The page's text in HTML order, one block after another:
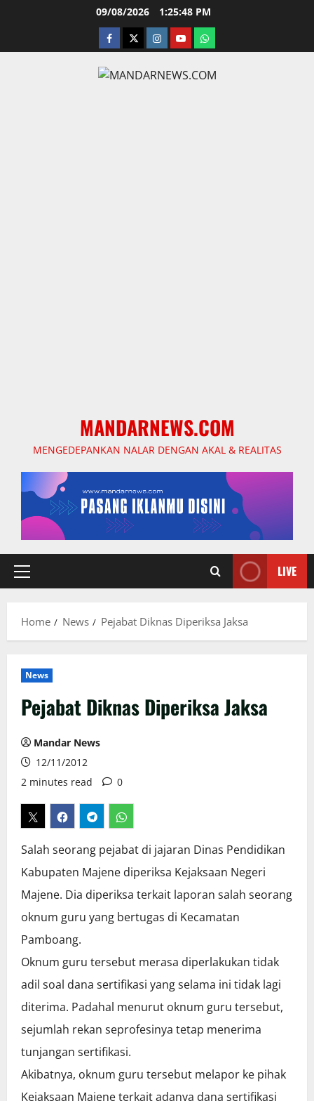
09/08/2026 1:25:49 PM
facebooktwitterinstagram.com
youtubewhatsapp
MANDARNEWS.COM
MENGEDEPANKAN NALAR DENGAN AKAL & REALITAS
Primary
LIVE
Home News Pejabat Diknas Diperiksa Jaksa
News
Pejabat Diknas Diperiksa Jaksa
Mandar News
12/11/2012
2 minutes read
0
Salah seorang pejabat di jajaran Dinas Pendidikan
Kabupaten Majene diperiksa Kejaksaan Negeri
Majene. Dia diperiksa terkait laporan salah seorang
oknum guru yang bertugas di Kecamatan
Pamboang.
Oknum guru tersebut merasa diperlakukan tidak
adil soal dana sertifikasi yang selama ini tidak lagi
diterima. Padahal menurut oknum guru tersebut,
sejumlah rekan seprofesinya tetap menerima
tunjangan sertifikasi.
Akibatnya, oknum guru tersebut melapor ke pihak
Kejaksaan Majene terkait adanya dana sertifikasi